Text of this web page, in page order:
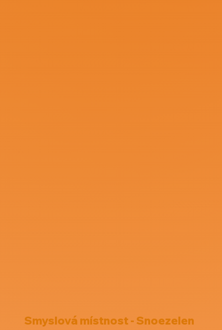
Smyslová místnost - Snoezelen